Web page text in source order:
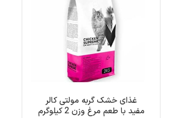
غذای خشک گربه مولتی کالر
مفید با طعم مرغ وزن 2 کیلوگرم